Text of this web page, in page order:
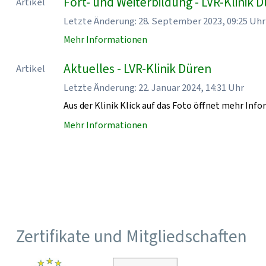
Letzte Änderung: 28. September 2023, 09:25 Uhr
Mehr Informationen
Artikel Aktuelles - LVR-Klinik Düren
Letzte Änderung: 22. Januar 2024, 14:31 Uhr
Aus der Klinik Klick auf das Foto öffnet mehr
Mehr Informationen
Zertifikate und Mitgliedschaften